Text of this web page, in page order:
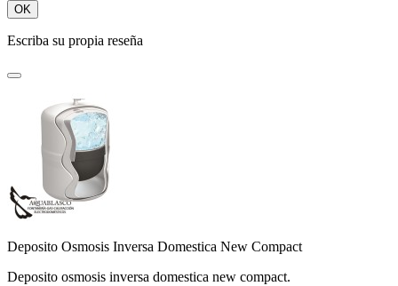
OK
Escriba su propia reseña
Deposito Osmosis Inversa Domestica New Compact
Deposito osmosis inversa domestica new compact.